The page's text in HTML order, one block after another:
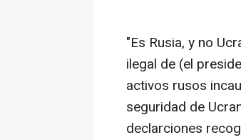
"Es Rusia, y no
ilegal de (el
activos rusos
seguridad de
declarciones